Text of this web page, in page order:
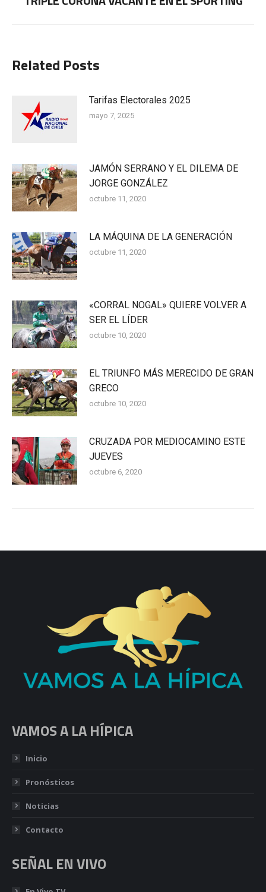
Related Posts
Tarifas Electorales 2025
mayo 7, 2025
JAMÓN SERRANO Y EL DILEMA DE
JORGE GONZÁLEZ
octubre 11, 2020
LA MÁQUINA DE LA GENERACIÓN
octubre 11, 2020
«CORRAL NOGAL» QUIERE VOLVER A
SER EL LÍDER
octubre 10, 2020
EL TRIUNFO MÁS MERECIDO DE GRAN
GRECO
octubre 10, 2020
CRUZADA POR MEDIOCAMINO ESTE
JUEVES
octubre 6, 2020
VAMOS A LA HÍPICA
Inicio
Pronósticos
Noticias
Contacto
SEÑAL EN VIVO